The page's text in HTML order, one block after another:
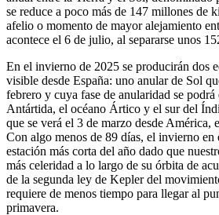
se reduce a poco más de 147 millones de
afelio o momento de mayor alejamiento
acontece el 6 de julio, al separarse unos
En el invierno de 2025 se producirán dos
visible desde España: uno anular de Sol
febrero y cuya fase de anularidad se podrá
Antártida, el océano Ártico y el sur del
que se verá el 3 de marzo desde América,
Con algo menos de 89 días, el invierno en
estación más corta del año dado que
más celeridad a lo largo de su órbita de
de la segunda ley de Kepler del
requiere de menos tiempo para llegar al
primavera.